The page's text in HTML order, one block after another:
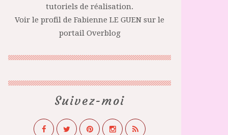
tutoriels de réalisation.
Voir le profil de Fabienne LE GUEN sur le
portail Overblog
Suivez-moi